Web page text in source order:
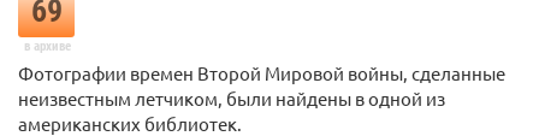
69
в архиве
Фотографии времен Второй Мировой войны, сделанные
неизвестным летчиком, были найдены в одной из
американских библиотек.